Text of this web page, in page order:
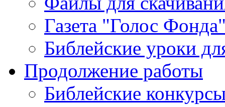
Газета "Голос
Библейские уроки
Продолжение работы
Библейские